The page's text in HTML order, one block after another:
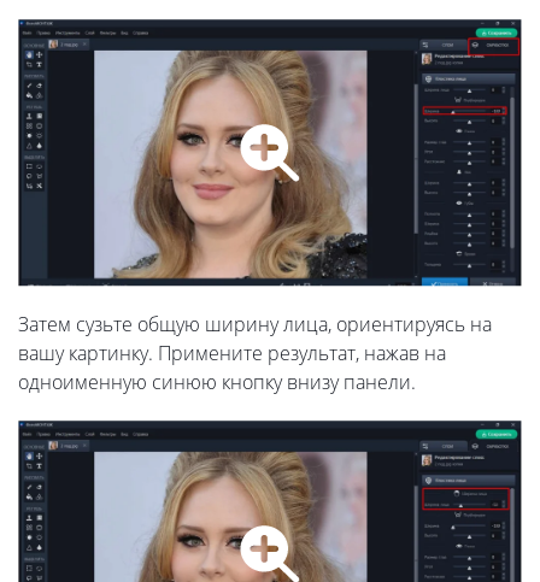
Затем сузьте общую ширину лица, ориентируясь на
вашу картинку. Примените результат, нажав на
одноименную синюю кнопку внизу панели.